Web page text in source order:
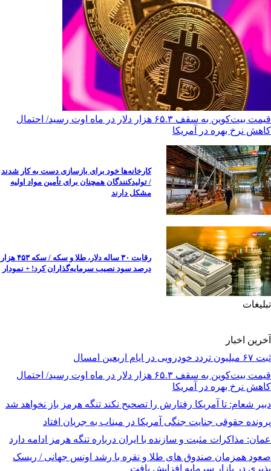
قیمت بیت‌کوین به سقف ۶۵.۳ هزار دلار در ماه اوت رسید/ احتمال
کاهش نرخ بهره در آمریکا
کارخانه‌ها خود برای بازسازی دست به کار شدند
/ تولیدکنندگان همچنان برای تأمین مواد اولیه
مشکل دارند
رقابت ۳۰ ساله دلار، طلا و سکه / سکه ۴۵۳ هزار
درصد سود نصیب سرمایه‌گذاران کرد! + نمودار
تبلیغات
آخرین اخبار
ثبت ۶۷ میلیون تردد خودرویی در ایام اربعین امسال
قیمت بیت‌کوین به سقف ۶۵.۳ هزار دلار در ماه اوت رسید/ احتمال
کاهش نرخ بهره در آمریکا
دبیر شعام: تا آمریکا رفتارش را تصحیح نکند تنگه هرمز باز نخواهد شد
پرونده حقوقی جنایت جنگی آمریکا در میناب به جریان افتاد
عمان: مذاکرات مثبت و سازنده با ایران درباره تنگه هرمز ادامه دارد
صعود همزمان صندوق های طلا و نقره با رشد اونس جهانی / ریسک
پذیری در بازار سرمایه افزایش یافت